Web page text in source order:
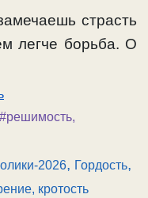
страсть
легче борьба. О
#решимость,
2026, Гордость,
кротость